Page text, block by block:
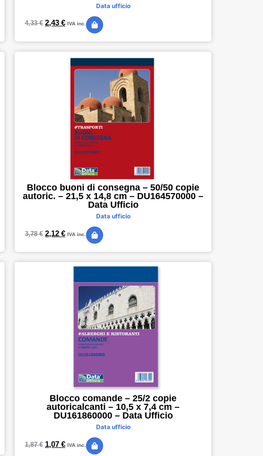
Data ufficio
4,33€ 2,43 € IVA inc.
Blocco buoni di consegna – 50/50 copie
autoric. – 21,5 x 14,8 cm – DU164570000 –
Data Ufficio
Data ufficio
3,78€ 2,12 € IVA inc.
Blocco comande – 25/2 copie
autoricalcanti – 10,5 x 7,4 cm –
DU161860000 – Data Ufficio
Data ufficio
1,87€ 1,07 € IVA inc.